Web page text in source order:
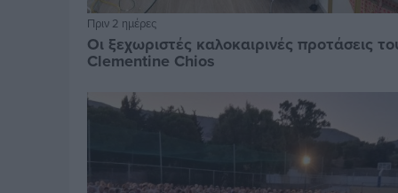
Πριν 2 ημέρες
Οι ξεχωριστές καλοκαιρινές προτάσεις
Clementine Chios